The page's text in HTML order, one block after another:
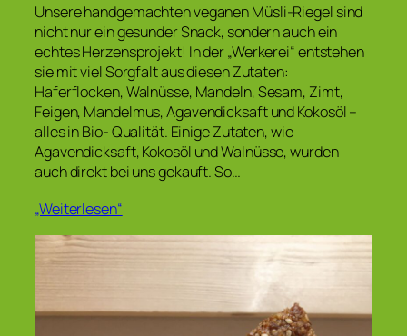
Unsere handgemachten veganen Müsli-Riegel sind
nicht nur ein gesunder Snack, sondern auch ein
echtes Herzensprojekt! In der „Werkerei“ entstehen
sie mit viel Sorgfalt aus diesen Zutaten:
Haferflocken, Walnüsse, Mandeln, Sesam, Zimt,
Feigen, Mandelmus, Agavendicksaft und Kokosöl –
alles in Bio- Qualität. Einige Zutaten, wie
Agavendicksaft, Kokosöl und Walnüsse, wurden
auch direkt bei uns gekauft. So…
„Weiterlesen“